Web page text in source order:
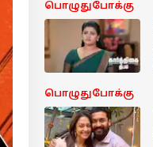
பொழுதுபோக்கு
பொழுதுபோக்கு